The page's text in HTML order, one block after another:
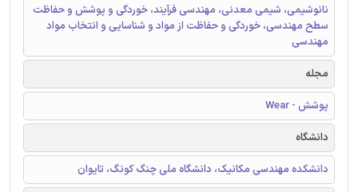
نانوشیمی، شیمی معدنی، مهندسی فرآیند، خوردگی و پوشش و حفاظت
سطح مهندسی، خوردگی و حفاظت از مواد و شناسایی و انتخاب مواد
مهندسی
مجله
پوشش - Wear
دانشگاه
دانشکده مهندسی مکانیک، دانشگاه ملی چنگ کونگ، تایوان